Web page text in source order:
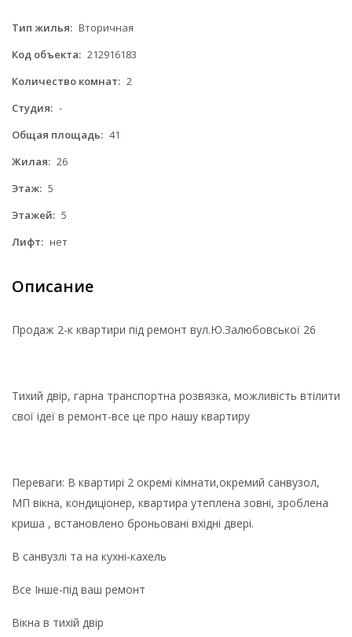
Тип жилья: Вторичная
Код объекта: 212916183
Количество комнат: 2
Студия: -
Общая площадь: 41
Жилая: 26
Этаж: 5
Этажей: 5
Лифт: нет
Описание
Продаж 2-к квартири під ремонт вул.Ю.Залюбовської 26
Тихий двір, гарна транспортна розвязка, можливість втілити
свої ідеї в ремонт-все це про нашу квартиру
Переваги: В квартирі 2 окремі кімнати,окремий санвузол,
МП вікна, кондиціонер, квартира утеплена зовні, зроблена
криша , встановлено броньовані вхідні двері.
В санвузлі та на кухні-кахель
Все Інше-під ваш ремонт
Вікна в тихій двір